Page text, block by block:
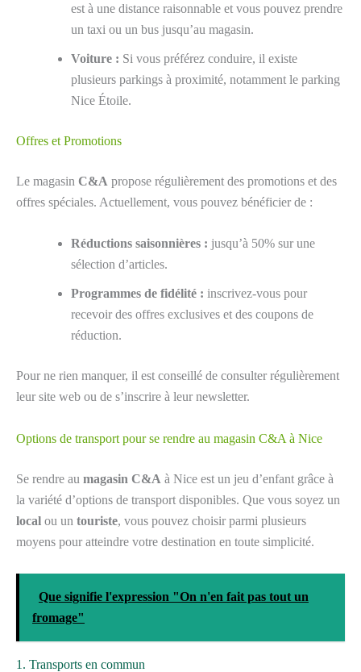
est à une distance raisonnable et vous pouvez prendre
un taxi ou un bus jusqu’au magasin.
Voiture : Si vous préférez conduire, il existe
plusieurs parkings à proximité, notamment le parking
Nice Étoile.
Offres et Promotions
Le magasin C&A propose régulièrement des promotions et des
offres spéciales. Actuellement, vous pouvez bénéficier de :
Réductions saisonnières : jusqu’à 50% sur une
sélection d’articles.
Programmes de fidélité : inscrivez-vous pour
recevoir des offres exclusives et des coupons de
réduction.
Pour ne rien manquer, il est conseillé de consulter régulièrement
leur site web ou de s’inscrire à leur newsletter.
Options de transport pour se rendre au magasin C&A à Nice
Se rendre au magasin C&A à Nice est un jeu d’enfant grâce à
la variété d’options de transport disponibles. Que vous soyez un
local ou un touriste, vous pouvez choisir parmi plusieurs
moyens pour atteindre votre destination en toute simplicité.
Que signifie l'expression "On n'en fait pas tout un
fromage"
1. Transports en commun